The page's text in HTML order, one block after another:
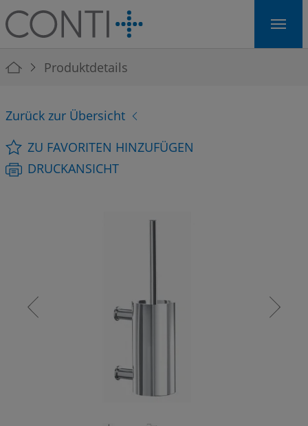
Skip to main navigation
Skip to main content
Skip to page footer
You are here:
Produktdetails
Zurück zur Übersicht
ZU FAVORITEN HINZUFÜGEN
DRUCKANSICHT